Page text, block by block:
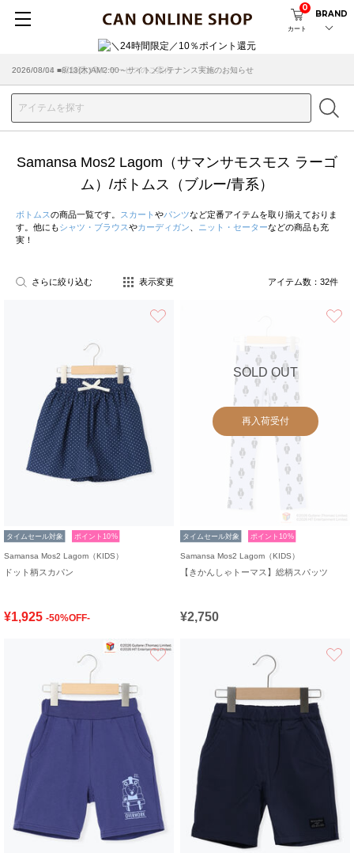
カート
0
BRAND
2026/03/18 ■店舗受け取りサービスのご案内
Samansa Mos2 Lagom（サマンサモスモス ラーゴ
ム）/ボトムス（ブルー/青系）
ボトムスの商品一覧です。 スカート やパンツなど定番アイテムを取り揃えておりま
す。他にもシャツ・ブラウスやカーディガン ニット・セーターなどの商品も充
実！
さらに絞り込む 表示変更 アイテム数： 32件
タイムセール対象 ポイント10%
Samansa Mos2 Lagom（KIDS）
ドット柄スカパン
¥1,925 -50%OFF-
SOLD OUT
再入荷受付
タイムセール対象 ポイント10%
Samansa Mos2 Lagom（KIDS）
【きかんしゃトーマス】総柄スパッツ
¥2,750